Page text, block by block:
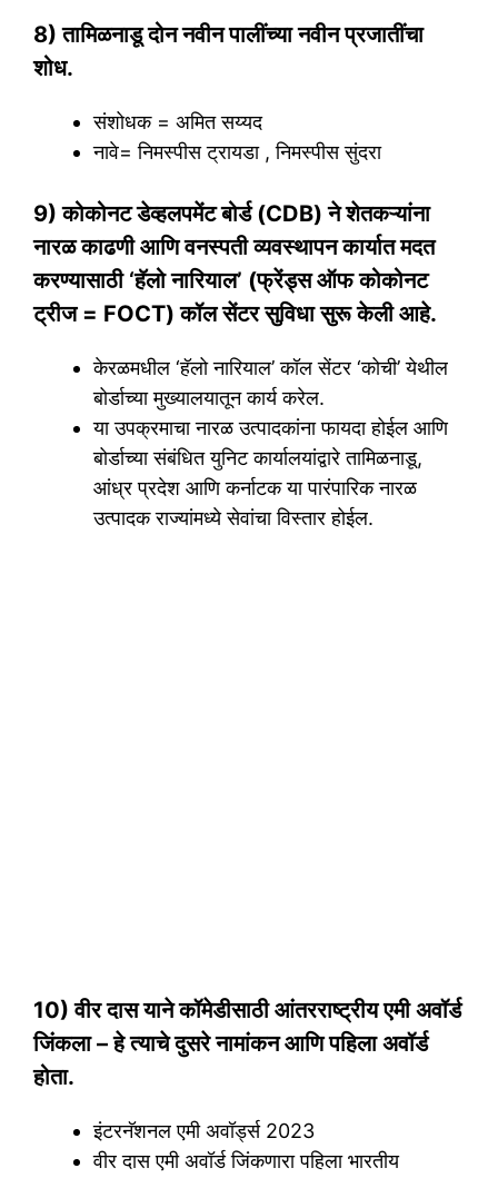
8) तामिळनाडू दोन नवीन पालींच्या नवीन प्रजातींचा
शोध.
संशोधक = अमित सय्यद
नावे= निमस्पीस ट्रायडा , निमस्पीस सुंदरा
9) कोकोनट डेव्हलपमेंट बोर्ड (CDB) ने शेतकऱ्यांना
नारळ काढणी आणि वनस्पती व्यवस्थापन कार्यात मदत
करण्यासाठी ‘हॅलो नारियाल’ (फ्रेंड्स ऑफ कोकोनट
ट्रीज = FOCT) कॉल सेंटर सुविधा सुरू केली आहे.
केरळमधील ‘हॅलो नारियाल’ कॉल सेंटर ‘कोची’ येथील
बोर्डाच्या मुख्यालयातून कार्य करेल.
या उपक्रमाचा नारळ उत्पादकांना फायदा होईल आणि
बोर्डाच्या संबंधित युनिट कार्यालयांद्वारे तामिळनाडू,
आंध्र प्रदेश आणि कर्नाटक या पारंपारिक नारळ
उत्पादक राज्यांमध्ये सेवांचा विस्तार होईल.
10) वीर दास याने कॉमेडीसाठी आंतरराष्ट्रीय एमी अवॉर्ड
जिंकला – हे त्याचे दुसरे नामांकन आणि पहिला अवॉर्ड
होता.
इंटरनॅशनल एमी अवॉर्ड्स 2023
वीर दास एमी अवॉर्ड जिंकणारा पहिला भारतीय